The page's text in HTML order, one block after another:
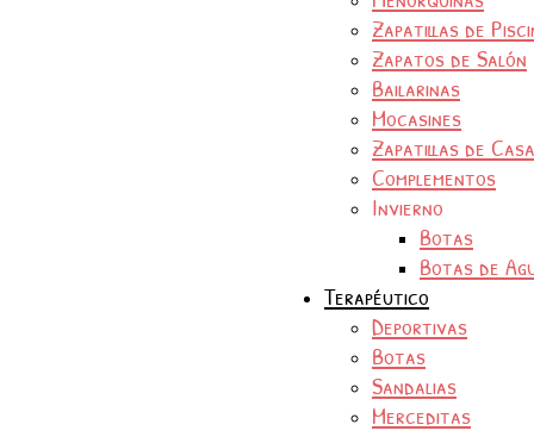
Zapatillas de
Zapatos de Salón
Bailarinas
Mocasines
Zapatillas de Casa
Complementos
Invierno
Botas
Botas de
Terapéutico
Deportivas
Botas
Sandalias
Merceditas